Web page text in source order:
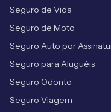
Seguro de Vida
Seguro de Moto
Seguro Auto por
Seguro para Aluguéis
Seguro Odonto
Seguro Viagem